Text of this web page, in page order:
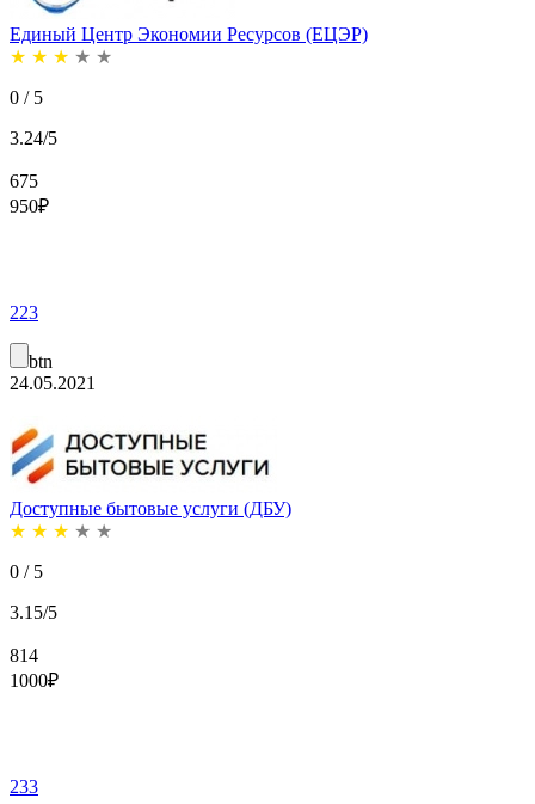
Единый Центр Экономии Ресурсов (ЕЦЭР)
★ ★ ★ ★ ★
0 / 5
3.24/5
675
950₽
223
btn
24.05.2021
Доступные бытовые услуги (ДБУ)
★ ★ ★ ★ ★
0 / 5
3.15/5
814
1000₽
233